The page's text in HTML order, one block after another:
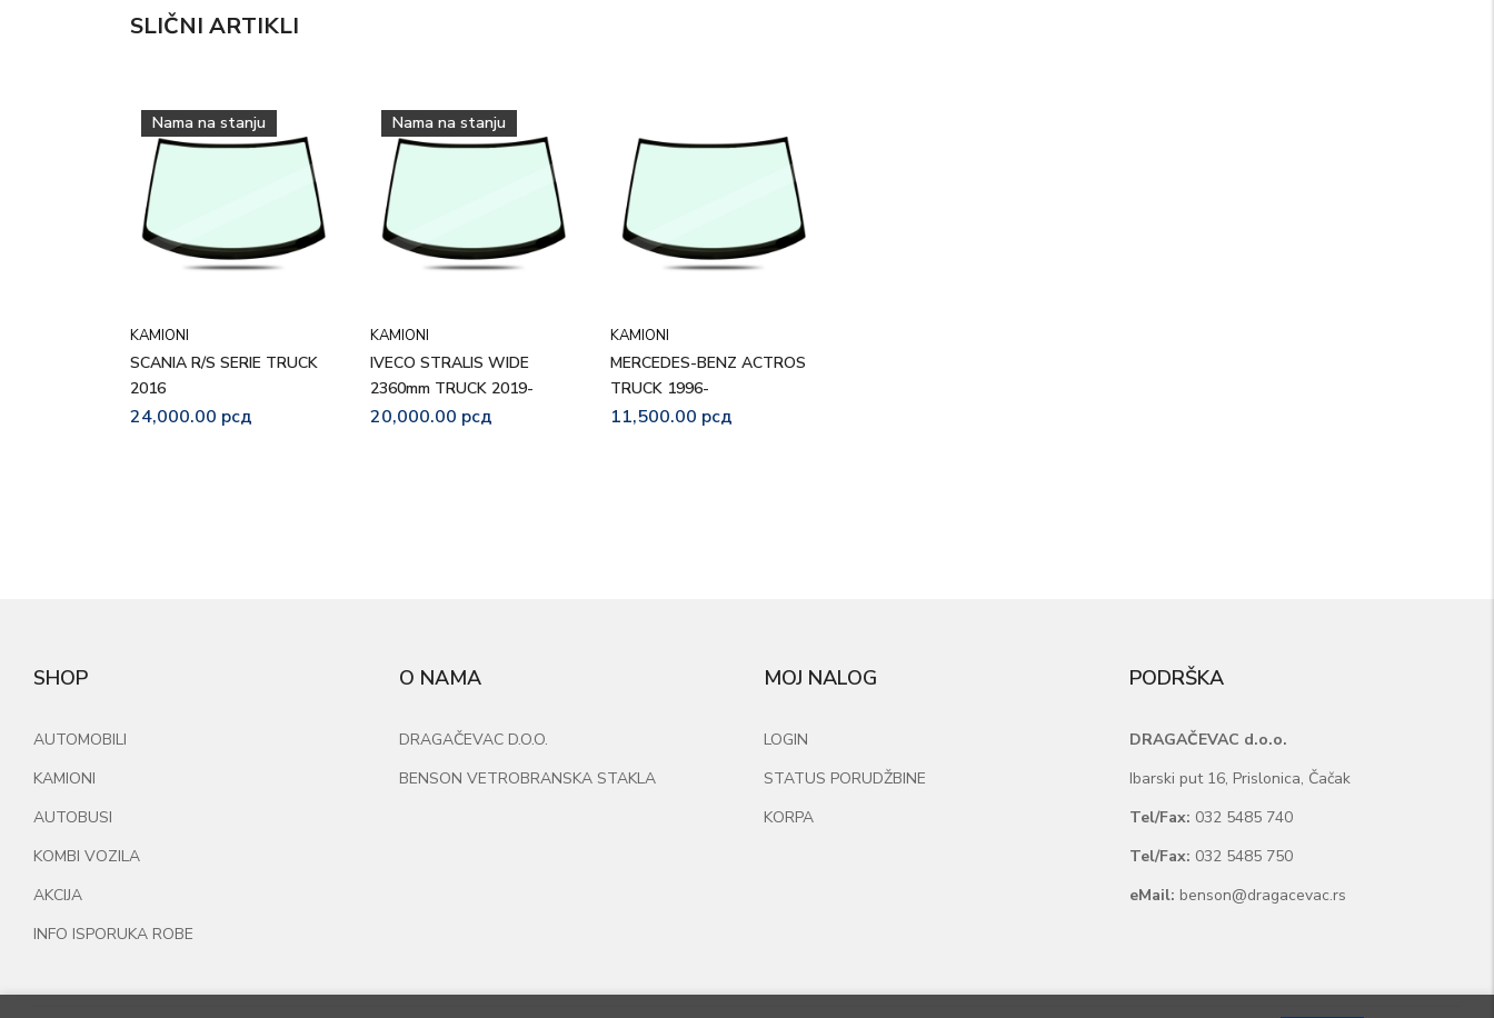
SLIČNI ARTIKLI
Nama na stanju
KAMIONI
SCANIA R/S SERIE TRUCK
2016
24,000.00 рсд
Nama na stanju
KAMIONI
IVECO STRALIS WIDE
2360mm TRUCK 2019-
20,000.00 рсд
KAMIONI
MERCEDES-BENZ ACTROS
TRUCK 1996-
11,500.00 рсд
SHOP
AUTOMOBILI
KAMIONI
AUTOBUSI
KOMBI VOZILA
AKCIJA
INFO ISPORUKA ROBE
O NAMA
DRAGAČEVAC D.O.O.
BENSON VETROBRANSKA STAKLA
MOJ NALOG
LOGIN
STATUS PORUDŽBINE
KORPA
PODRŠKA
DRAGAČEVAC d.o.o.
Ibarski put 16, Prislonica, Čačak
Tel/Fax: 032 5485 740
Tel/Fax: 032 5485 750
eMail: benson@dragacevac.rs